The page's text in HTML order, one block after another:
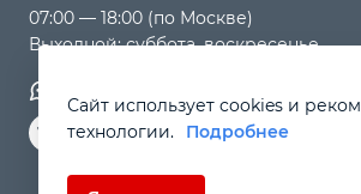
07:00 — 18:00 (по Москве)
Выходной: суббота, воскресенье
Сайт использует cookies и
технологии.
Подробнее